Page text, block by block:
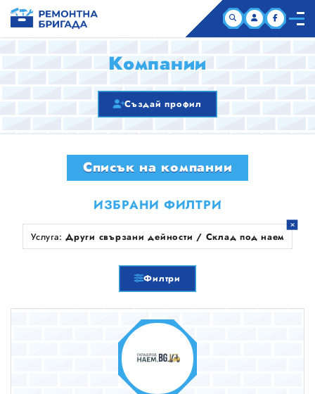
КОМПАНИИ
ЗА НАС
Компании
Създай профил
Списък на компании
ИЗБРАНИ ФИЛТРИ
Услуга: Други свързани дейности / Склад под наем
Филтри